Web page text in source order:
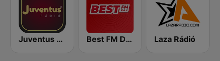
Juventus Rádió Best FM Debrecen Laza Rádió